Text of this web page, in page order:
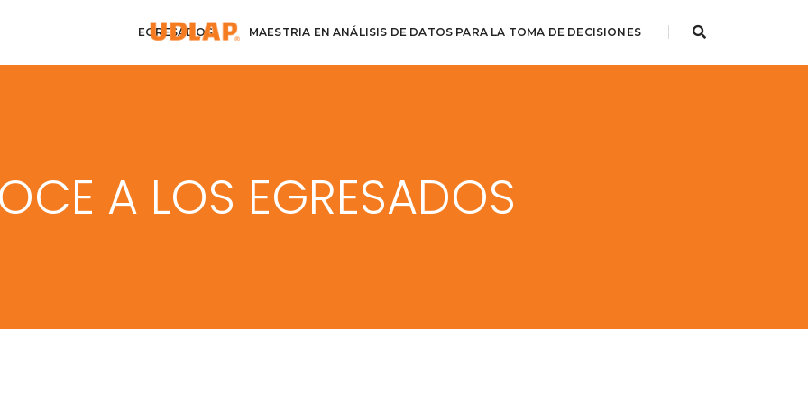
EGRESADOS MAESTRIA EN ANÁLISIS DE DATOS PARA LA TOMA DE DECISIONES
A LOS EGRESADOS